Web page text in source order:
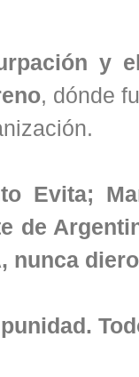
y
, dónde
Evita;
de
nunca